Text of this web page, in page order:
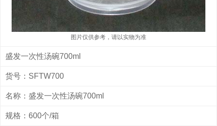
图片仅供参考，请以实物为准
盛发一次性汤碗700ml
货号：SFTW700
名称：盛发一次性汤碗700ml
规格：600个/箱